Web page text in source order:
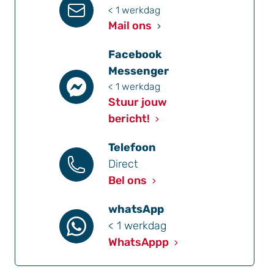
< 1 werkdag
Mail ons
Facebook
Messenger
< 1 werkdag
Stuur jouw
bericht!
Telefoon
Direct
Bel ons
whatsApp
< 1 werkdag
WhatsAppp